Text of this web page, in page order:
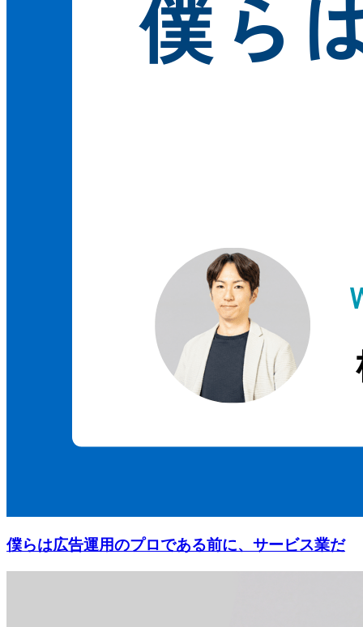
僕らは広告運用のプロである前に、サービス業だ